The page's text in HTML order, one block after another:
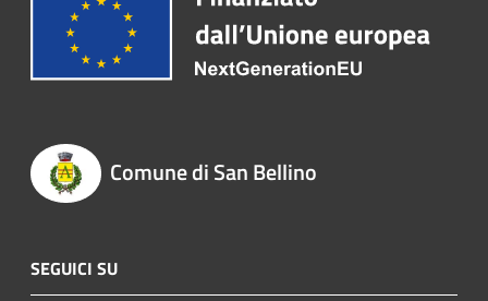
Comune di San Bellino
SEGUICI SU